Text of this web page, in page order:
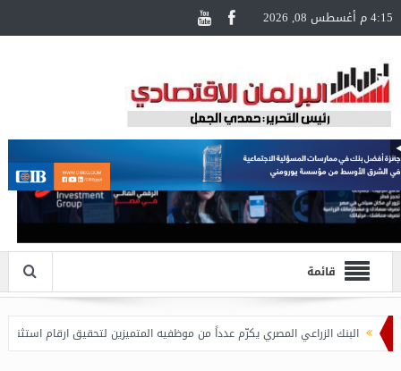
4:15 م أغسطس 08, 2026
قائمة
البنك الزراعي المصري يكرّم عدداً من موظفيه المتميزين لتحقيق ارقام استثنائية في